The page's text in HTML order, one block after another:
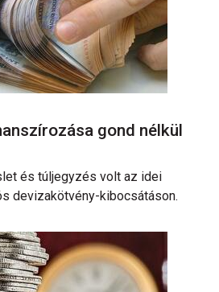
gond nélkül
és túljegyzés volt az idei
devizakötvény-kibocsátáson.